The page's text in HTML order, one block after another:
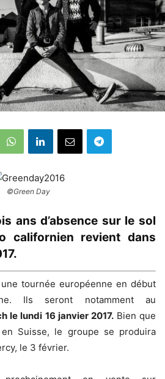
©Green Day
ans d’absence sur le sol
californien revient dans
tournée européenne en début
Ils seront notamment au
le lundi 16 janvier 2017.Bien que
Suisse, le groupe se produira
le 3 février.